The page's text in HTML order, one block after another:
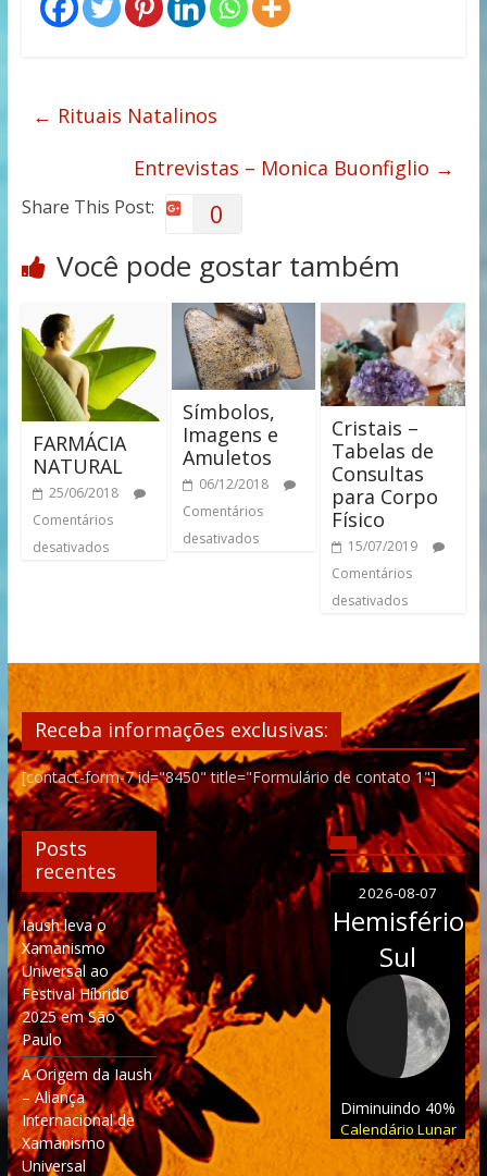
← Rituais Natalinos
Entrevistas – Monica Buonfiglio →
Share This Post: 0
Você pode gostar também
FARMÁCIA
NATURAL
25/06/2018
Comentários
desativados
Símbolos,
Imagens e
Amuletos
06/12/2018
Comentários
desativados
Cristais –
Tabelas de
Consultas
para Corpo
Físico
15/07/2019
Comentários
desativados
Receba informações exclusivas:
[contact-form-7 id="8450" title="Formulário de contato 1"]
Posts
recentes
Iaush leva o
Xamanismo
Universal ao
Festival Híbrido
2025 em São
Paulo
A Origem da Iaush
– Aliança
Internacional de
Xamanismo
Universal
2026-08-07
Hemisfério
Sul
Diminuindo 40%
Calendário Lunar